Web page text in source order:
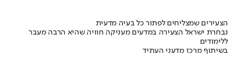
הצעירים שמצליחים לפתור כל בעיה מדעית
נבחרת ישראל הצעירה במדעים מעניקה חוויה שהיא הרבה מעבר
ללימודים
בשיתוף מרכז מדעני העתיד